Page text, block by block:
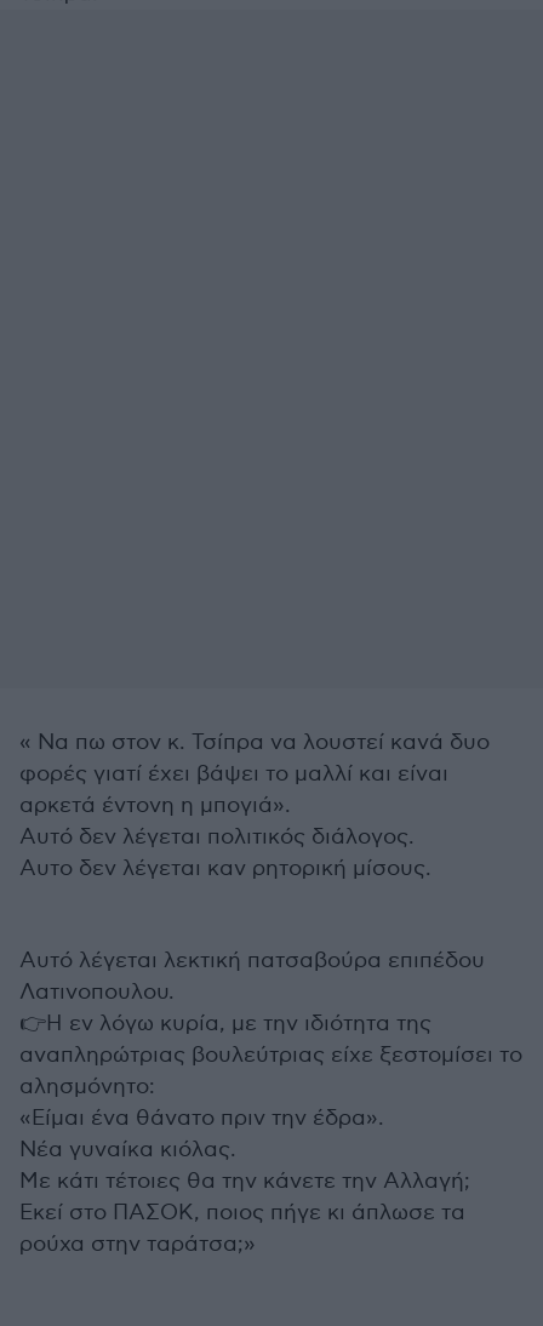
« Να πω στον κ. Τσίπρα να λουστεί κανά δυο
φορές γιατί έχει βάψει το μαλλί και είναι
αρκετά έντονη η μπογιά».
Αυτό δεν λέγεται πολιτικός διάλογος.
Αυτο δεν λέγεται καν ρητορική μίσους.
Αυτό λέγεται λεκτική πατσαβούρα επιπέδου
Λατινοπουλου.
👉Η εν λόγω κυρία, με την ιδιότητα της
αναπληρώτριας βουλεύτριας είχε ξεστομίσει το
αλησμόνητο:
«Είμαι ένα θάνατο πριν την έδρα».
Νέα γυναίκα κιόλας.
Με κάτι τέτοιες θα την κάνετε την Αλλαγή;
Εκεί στο ΠΑΣΟΚ, ποιος πήγε κι άπλωσε τα
ρούχα στην ταράτσα;»